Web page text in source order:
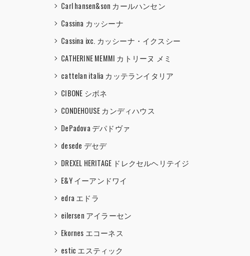
Carl hansen&son カールハンセン
Cassina カッシーナ
Cassina ixc. カッシーナ・イクスシー
CATHERINE MEMMI カトリーヌ メミ
cattelan italia カッテランイタリア
CIBONE シボネ
CONDEHOUSE カンディハウス
DePadova デパドヴァ
desede デセデ
DREXEL HERITAGE ドレクセルヘリテイジ
E&Y イーアンドワイ
edra エドラ
eilersen アイラーセン
Ekornes エコーネス
estic エスティック